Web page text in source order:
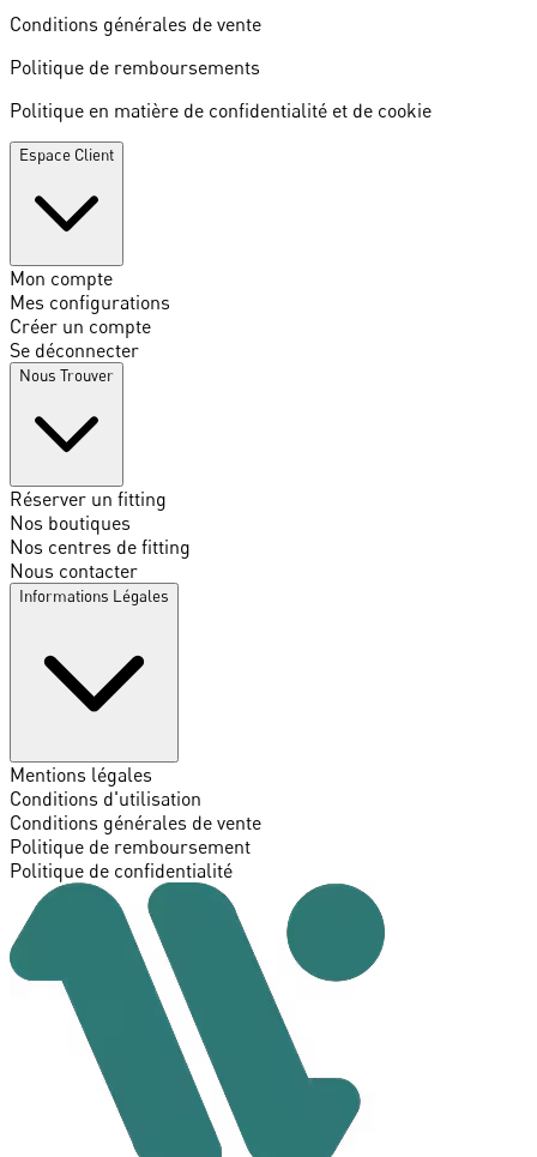
Conditions générales de vente
Politique de remboursements
Politique en matière de confidentialité et de cookie
Espace Client
Mon compte
Mes configurations
Créer un compte
Se déconnecter
Nous Trouver
Réserver un fitting
Nos boutiques
Nos centres de fitting
Nous contacter
Informations Légales
Mentions légales
Conditions d'utilisation
Conditions générales de vente
Politique de remboursement
Politique de confidentialité